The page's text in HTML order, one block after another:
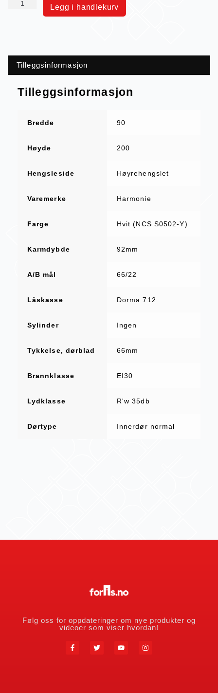
Legg i handlekurv
Tilleggsinformasjon
Tilleggsinformasjon
Bredde 90
Høyde 200
Hengsleside Høyrehengslet
Varemerke Harmonie
Farge Hvit (NCS S0502-Y)
Karmdybde 92mm
A/B mål 66/22
Låskasse Dorma 712
Sylinder Ingen
Tykkelse, dørblad 66mm
Brannklasse EI30
Lydklasse R'w 35db
Dørtype Innerdør normal
Følg oss for oppdateringer om nye produkter og
videoer som viser hvordan!